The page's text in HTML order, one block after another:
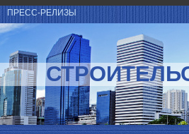
ПРЕСС-РЕЛИЗЫ